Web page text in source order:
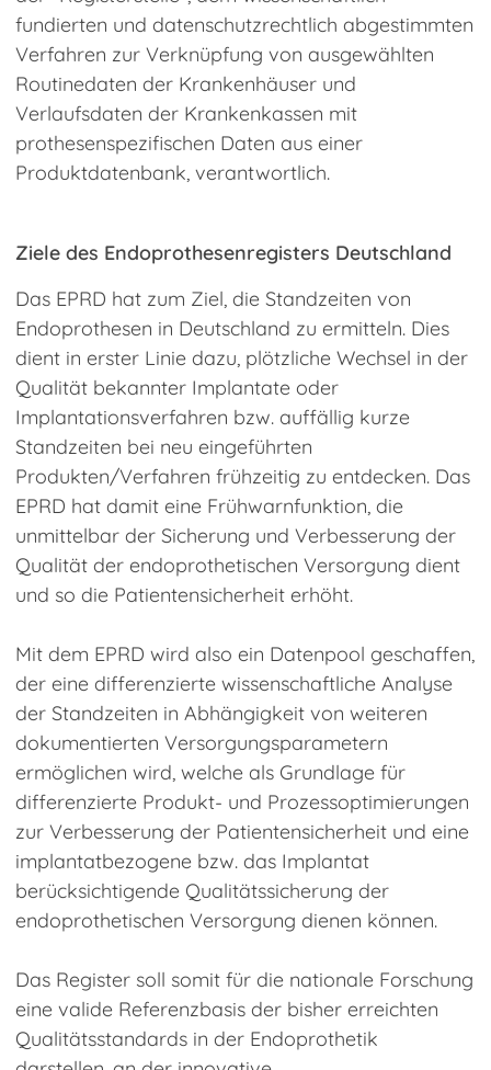
fundierten und datenschutzrechtlich abgestimmten
Verfahren zur Verknüpfung von ausgewählten
Routinedaten der Krankenhäuser und
Verlaufsdaten der Krankenkassen mit
prothesenspezifischen Daten aus einer
Produktdatenbank, verantwortlich.
Ziele des Endoprothesenregisters Deutschland
Das EPRD hat zum Ziel, die Standzeiten von
Endoprothesen in Deutschland zu ermitteln. Dies
dient in erster Linie dazu, plötzliche Wechsel in der
Qualität bekannter Implantate oder
Implantationsverfahren bzw. auffällig kurze
Standzeiten bei neu eingeführten
Produkten/Verfahren frühzeitig zu entdecken. Das
EPRD hat damit eine Frühwarnfunktion, die
unmittelbar der Sicherung und Verbesserung der
Qualität der endoprothetischen Versorgung dient
und so die Patientensicherheit erhöht.
Mit dem EPRD wird also ein Datenpool geschaffen,
der eine differenzierte wissenschaftliche Analyse
der Standzeiten in Abhängigkeit von weiteren
dokumentierten Versorgungsparametern
ermöglichen wird, welche als Grundlage für
differenzierte Produkt- und Prozessoptimierungen
zur Verbesserung der Patientensicherheit und eine
implantatbezogene bzw. das Implantat
berücksichtigende Qualitätssicherung der
endoprothetischen Versorgung dienen können.
Das Register soll somit für die nationale Forschung
eine valide Referenzbasis der bisher erreichten
Qualitätsstandards in der Endoprothetik